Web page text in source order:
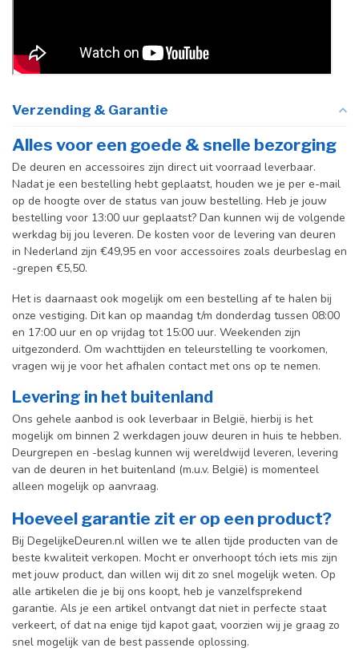
Verzending & Garantie
Alles voor een goede & snelle bezorging
De deuren en accessoires zijn direct uit voorraad leverbaar.
Nadat je een bestelling hebt geplaatst, houden we je per e-mail
op de hoogte over de status van jouw bestelling. Heb je jouw
bestelling voor 13:00 uur geplaatst? Dan kunnen wij de volgende
werkdag bij jou leveren. De kosten voor de levering van deuren
in Nederland zijn €49,95 en voor accessoires zoals deurbeslag en
-grepen €5,50.
Het is daarnaast ook mogelijk om een bestelling af te halen bij
onze vestiging. Dit kan op maandag t/m donderdag tussen 08:00
en 17:00 uur en op vrijdag tot 15:00 uur. Weekenden zijn
uitgezonderd. Om wachttijden en teleurstelling te voorkomen,
vragen wij je voor het afhalen contact met ons op te nemen.
Levering in het buitenland
Ons gehele aanbod is ook leverbaar in België, hierbij is het
mogelijk om binnen 2 werkdagen jouw deuren in huis te hebben.
Deurgrepen en -beslag kunnen wij wereldwijd leveren, levering
van de deuren in het buitenland (m.u.v. België) is momenteel
alleen mogelijk op aanvraag.
Hoeveel garantie zit er op een product?
Bij DegelijkeDeuren.nl willen we te allen tijde producten van de
beste kwaliteit verkopen. Mocht er onverhoopt tóch iets mis zijn
met jouw product, dan willen wij dit zo snel mogelijk weten. Op
alle artikelen die je bij ons koopt, heb je vanzelfsprekend
garantie. Als je een artikel ontvangt dat niet in perfecte staat
verkeert, of dat na enige tijd kapot gaat, voorzien wij je graag zo
snel mogelijk van de best passende oplossing.